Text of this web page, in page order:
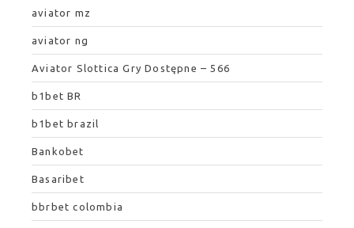
aviator mz
aviator ng
Aviator Slottica Gry Dostępne – 566
b1bet BR
b1bet brazil
Bankobet
Basaribet
bbrbet colombia